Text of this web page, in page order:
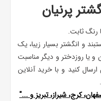
پرنیان
رنگ ثابت.
و انگشتر بسیار زیبا، یک
و یا روزدختر و دیگر مناسبت
کنید و با خرید آنلاین
کرج، شیراز، تبریز و ..."